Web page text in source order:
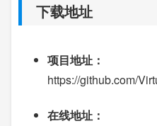
下载地址
项目地址：
https://github.com/
在线地址：